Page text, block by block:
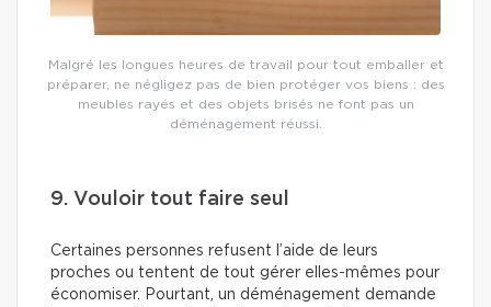
Malgré les longues heures de travail pour tout emballer et
préparer, ne négligez pas de bien protéger vos biens : des
meubles rayés et des objets brisés ne font pas un
déménagement réussi.
9. Vouloir tout faire seul
Certaines personnes refusent l’aide de leurs
proches ou tentent de tout gérer elles-mêmes pour
économiser. Pourtant, un déménagement demande